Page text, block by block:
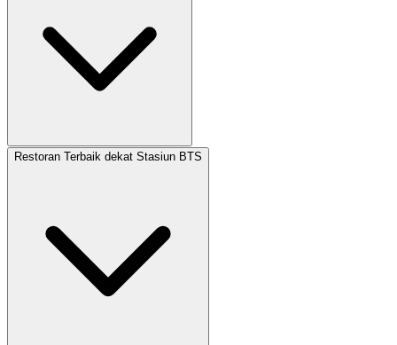
Restoran Terbaik dekat Stasiun BTS